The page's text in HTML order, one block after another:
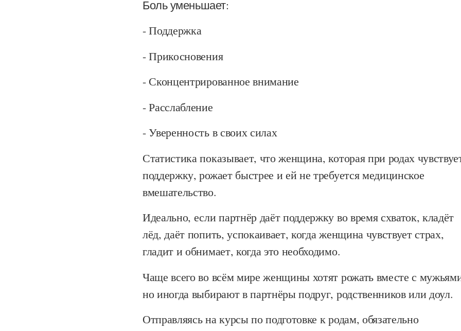
Боль уменьшает:
- Поддержка
- Прикосновения
- Сконцентрированное внимание
- Расслабление
- Уверенность в своих силах
Статистика показывает, что женщина, которая при родах
поддержку, рожает быстрее и ей не требуется медицинское
вмешательство.
Идеально, если партнёр даёт поддержку во время схваток, кладёт
лёд, даёт попить, успокаивает, когда женщина чувствует страх,
гладит и обнимает, когда это необходимо.
Чаще всего во всём мире женщины хотят рожать вместе с
но иногда выбирают в партнёры подруг, родственников или доул.
Отправляясь на курсы по подготовке к родам, обязательно